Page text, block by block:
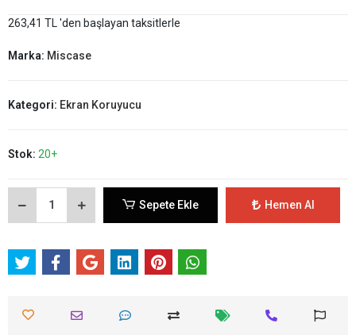
263,41 TL 'den başlayan taksitlerle
Marka: Miscase
Kategori: Ekran Koruyucu
Stok: 20+
Sepete Ekle Hemen Al